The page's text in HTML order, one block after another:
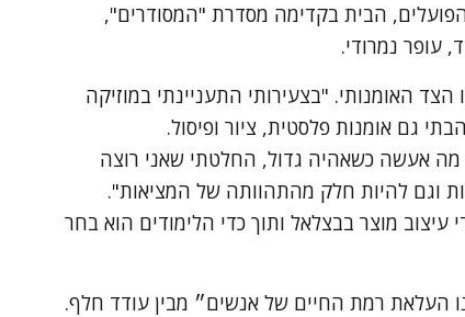
הפועלים, הבית בקדימה מסדרת "המסודרים",
עופר נמרודי.
האומנותי. "בצעירותי התעניינתי במוזיקה
גם אומנות פלסטית, ציור ופיסול.
אעשה כשאהיה גדול, החלטתי שאני רוצה
וגם להיות חלק מהתהוותה של המציאות".
מוצר בבצלאל ותוך כדי הלימודים הוא בחר
העלאת רמת החיים של אנשים״ מבין עודד חלף.